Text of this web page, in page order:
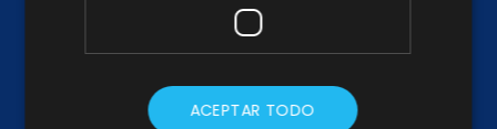
KIT DIGITAL
KIT CONSULTING
TRABAJA CON NOSOTROS
CANAL DE DENUNCIAS
ACEPTAR TODO